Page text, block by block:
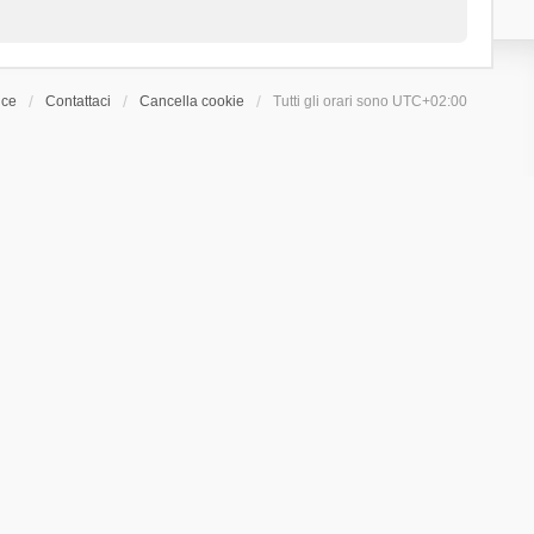
Contattaci Cancella cookie Tutti gli orari sono UTC+02:00